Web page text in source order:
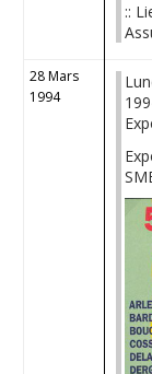
::
28 Mars
1994